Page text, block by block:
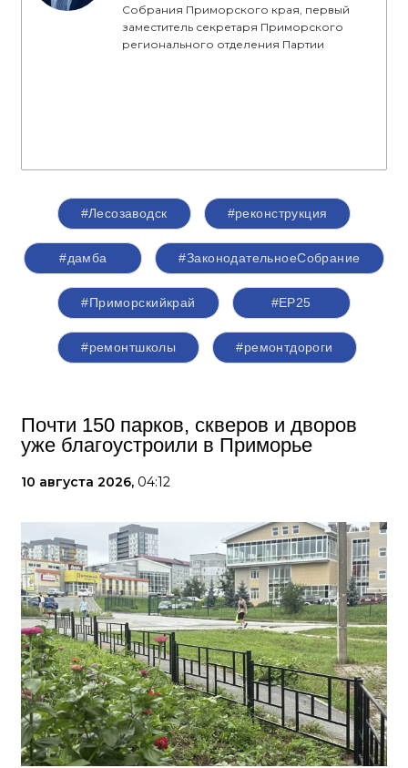
Собрания Приморского края, первый
заместитель секретаря Приморского
регионального отделения Партии
#Лесозаводск #реконструкция
#дамба #ЗаконодательноеСобрание
#Приморскийкрай #ЕР25
#ремонтшколы #ремонтдороги
Почти 150 парков, скверов и дворов
уже благоустроили в Приморье
10 августа 2026, 04:12